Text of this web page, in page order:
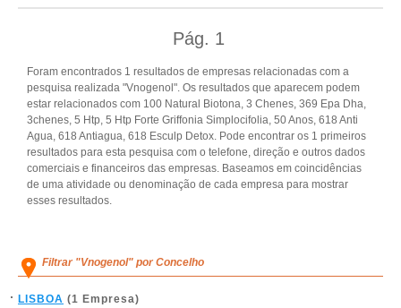
Pág. 1
Foram encontrados 1 resultados de empresas relacionadas com a
pesquisa realizada "Vnogenol". Os resultados que aparecem podem
estar relacionados com 100 Natural Biotona, 3 Chenes, 369 Epa Dha,
3chenes, 5 Htp, 5 Htp Forte Griffonia Simplocifolia, 50 Anos, 618 Anti
Agua, 618 Antiagua, 618 Esculp Detox. Pode encontrar os 1 primeiros
resultados para esta pesquisa com o telefone, direção e outros dados
comerciais e financeiros das empresas. Baseamos em coincidências
de uma atividade ou denominação de cada empresa para mostrar
esses resultados.
Filtrar "Vnogenol" por Concelho
LISBOA (1 Empresa)